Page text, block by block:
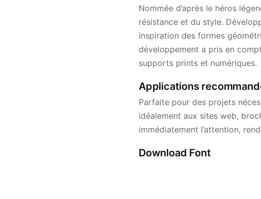
Nommée d’après le héros
résistance et du style.
inspiration des formes
développement a pris en
supports prints et numériques.
Applications
Parfaite pour des projets
idéalement aux sites web,
immédiatement l’attention,
Download Font